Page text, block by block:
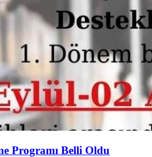
Programı Belli Oldu